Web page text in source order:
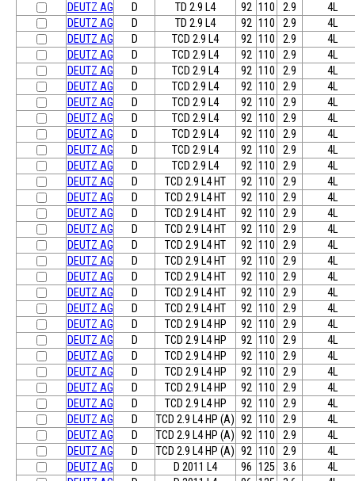
DEUTZ AG
D TD 2.9 L4 92 110 2.9
4L
DEUTZ AG
D TD 2.9 L4 92 110 2.9
4L
DEUTZ AG
D TCD 2.9 L4 92 110 2.9
4L
DEUTZ AG
D TCD 2.9 L4 92 110 2.9
4L
DEUTZ AG
D TCD 2.9 L4 92 110 2.9
4L
DEUTZ AG
D TCD 2.9 L4 92 110 2.9
4L
DEUTZ AG
D TCD 2.9 L4 92 110 2.9
4L
DEUTZ AG
D TCD 2.9 L4 92 110 2.9
4L
DEUTZ AG
D TCD 2.9 L4 92 110 2.9
4L
DEUTZ AG
D TCD 2.9 L4 92 110 2.9
4L
DEUTZ AG
D TCD 2.9 L4 92 110 2.9
4L
DEUTZ AG
D TCD 2.9 L4 HT 92 110 2.9
4L
DEUTZ AG
D TCD 2.9 L4 HT 92 110 2.9
4L
DEUTZ AG
D TCD 2.9 L4 HT 92 110 2.9
4L
DEUTZ AG
D TCD 2.9 L4 HT 92 110 2.9
4L
DEUTZ AG
D TCD 2.9 L4 HT 92 110 2.9
4L
DEUTZ AG
D TCD 2.9 L4 HT 92 110 2.9
4L
DEUTZ AG
D TCD 2.9 L4 HT 92 110 2.9
4L
DEUTZ AG
D TCD 2.9 L4 HT 92 110 2.9
4L
DEUTZ AG
D TCD 2.9 L4 HT 92 110 2.9
4L
DEUTZ AG
D TCD 2.9 L4 HP 92 110 2.9
4L
DEUTZ AG
D TCD 2.9 L4 HP 92 110 2.9
4L
DEUTZ AG
D TCD 2.9 L4 HP 92 110 2.9
4L
DEUTZ AG
D TCD 2.9 L4 HP 92 110 2.9
4L
DEUTZ AG
D TCD 2.9 L4 HP 92 110 2.9
4L
DEUTZ AG
D TCD 2.9 L4 HP 92 110 2.9
4L
DEUTZ AG
D TCD 2.9 L4 HP (A) 92 110 2.9
4L
DEUTZ AG
D TCD 2.9 L4 HP (A) 92 110 2.9
4L
DEUTZ AG
D TCD 2.9 L4 HP (A) 92 110 2.9
4L
DEUTZ AG
D D 2011 L4 96 125 3.6
4L